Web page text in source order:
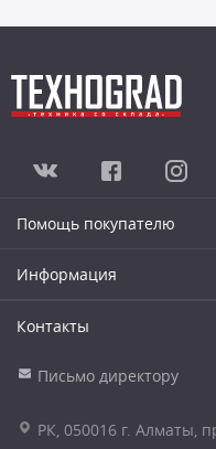
Помощь покупателю
Информация
Контакты
Письмо директору
РК, 050016 г. Алматы,